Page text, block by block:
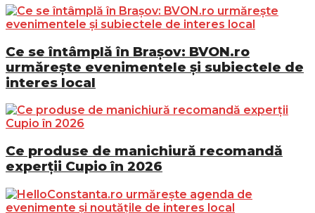
Ce se întâmplă în Brașov: BVON.ro
urmărește evenimentele și subiectele de
interes local
Ce produse de manichiură recomandă
experții Cupio în 2026